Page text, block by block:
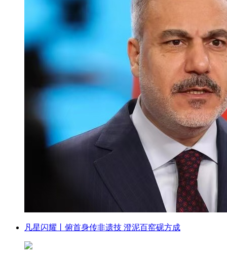
凡星闪耀丨俯首身传非遗技 澄泥百窑砚方成